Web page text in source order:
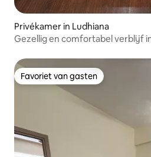
Privékamer in Ludhiana
Gezellig en comfortabel verblijf
Favoriet van gasten
Favoriet van gasten